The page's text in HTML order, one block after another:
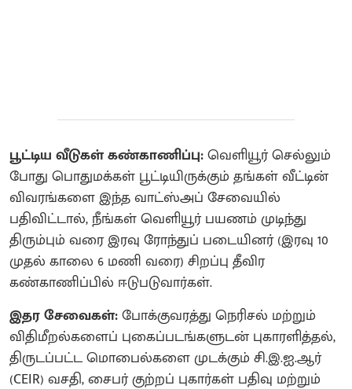
பூட்டிய வீடுகள் கண்காணிப்பு:வெளியூர் செல்லும்
போது பொதுமக்கள் பூட்டியிருக்கும் தங்கள் வீட்டின்
விவரங்களை இந்த வாட்ஸ்அப் சேவையில்
பதிவிட்டால், நீங்கள் வெளியூர் பயணம் முடிந்து
திரும்பும் வரை இரவு ரோந்துப் படையினர் (இரவு 10
முதல் காலை 6 மணி வரை) சிறப்பு தீவிர
கண்காணிப்பில் ஈடுபடுவார்கள்.
இதர சேவைகள்:போக்குவரத்து நெரிசல் மற்றும்
விதிமீறல்களைப் புகைப்படங்களுடன் புகாரளித்தல்,
திருடப்பட்ட மொபைல்களை முடக்கும் சி.இ.ஐ.ஆர்
(CEIR) வசதி, சைபர் குற்றப் புகார்கள் பதிவு மற்றும்